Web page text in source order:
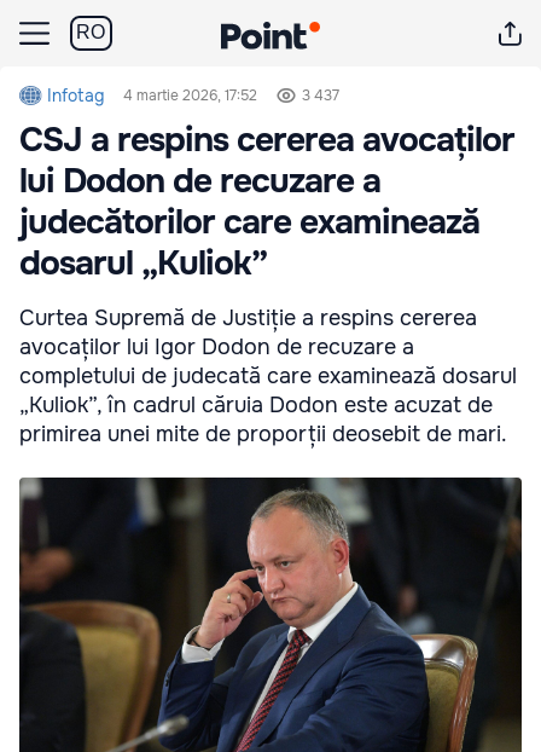
RO
Infotag 4 martie 2026, 17:52 3 437
CSJ a respins cererea avocaților
lui Dodon de recuzare a
judecătorilor care examinează
dosarul „Kuliok”
Curtea Supremă de Justiție a respins cererea
avocaților lui Igor Dodon de recuzare a
completului de judecată care examinează dosarul
„Kuliok”, în cadrul căruia Dodon este acuzat de
primirea unei mite de proporții deosebit de mari.